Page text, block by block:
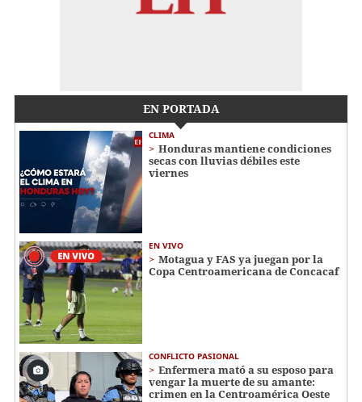
EN PORTADA
CLIMA
Honduras mantiene condiciones
secas con lluvias débiles este
viernes
EN VIVO
Motagua y FAS ya juegan por la
Copa Centroamericana de Concacaf
CONFLICTO PASIONAL
Enfermera mató a su esposo para
vengar la muerte de su amante:
crimen en la Centroamérica Oeste